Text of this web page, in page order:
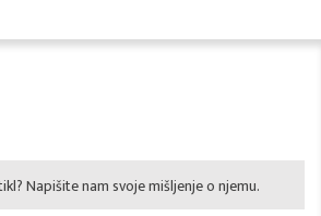
Napišite nam svoje mišljenje o njemu.